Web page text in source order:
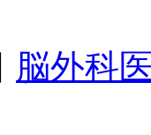
脳外科